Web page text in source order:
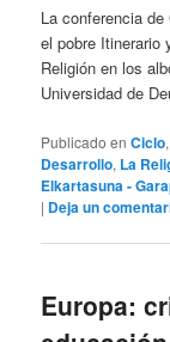
La conferencia
el pobre Itinerario
Religión en los
Universidad de
Publicado en Ciclo
Desarrollo, La
Elkartasuna -
| Deja un
Europa: